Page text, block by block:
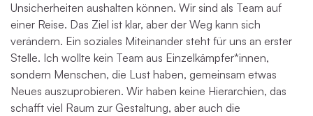
Unsicherheiten aushalten können. Wir sind als Team auf
einer Reise. Das Ziel ist klar, aber der Weg kann sich
verändern. Ein soziales Miteinander steht für uns an erster
Stelle. Ich wollte kein Team aus Einzelkämpfer*innen,
sondern Menschen, die Lust haben, gemeinsam etwas
Neues auszuprobieren. Wir haben keine Hierarchien, das
schafft viel Raum zur Gestaltung, aber auch die